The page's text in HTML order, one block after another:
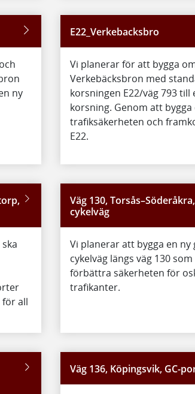
ny
E22_Verkebacksbro
Vi planerar för att bygga
Verkebäcksbron med
korsningen E22/väg 793 till
korsning. Genom att bygga
trafiksäkerheten och
E22.
all
Väg 130,
cykelväg
Vi planerar att bygga en ny
cykelväg längs väg 130
förbättra säkerheten för
trafikanter.
Väg 136, Köpingsvik, GC-